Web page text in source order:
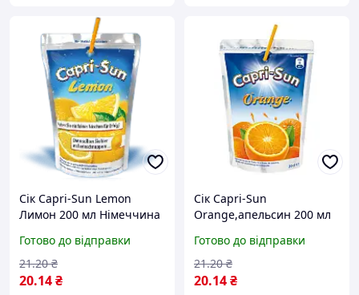
Сік Capri-Sun Lemon
Лимон 200 мл Німеччина
Готово до відправки
20.14₴
21.20 ₴
Сік Capri-Sun
Orange,апельсин 200 мл
Готово до відправки
20.14₴
21.20 ₴